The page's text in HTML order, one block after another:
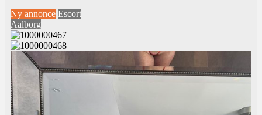
Ny annonce Escort
Aalborg